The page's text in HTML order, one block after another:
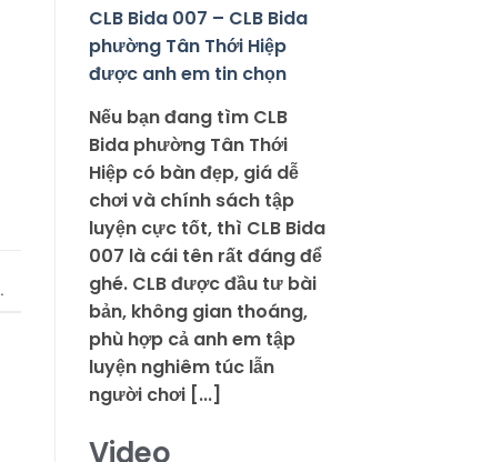
.
CLB Bida 007 – CLB Bida
phường Tân Thới Hiệp
được anh em tin chọn
Nếu bạn đang tìm CLB
Bida phường Tân Thới
Hiệp có bàn đẹp, giá dễ
chơi và chính sách tập
luyện cực tốt, thì CLB Bida
007 là cái tên rất đáng để
ghé. CLB được đầu tư bài
bản, không gian thoáng,
phù hợp cả anh em tập
luyện nghiêm túc lẫn
người chơi [...]
Video